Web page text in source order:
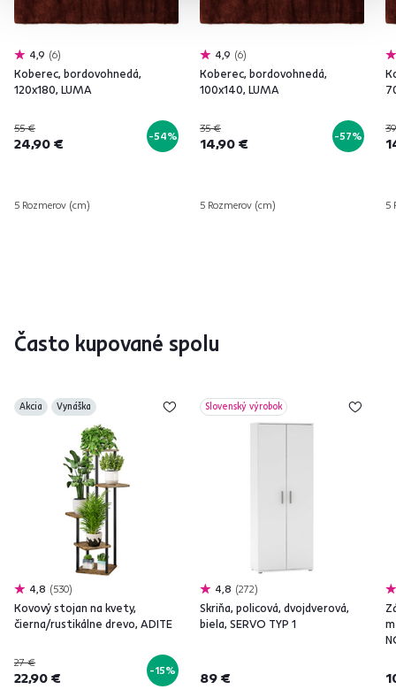
4,9 6
Koberec, bordovohnedá,
120x180, LUMA
55 €
24,90 € -54%
5 Rozmerov (cm)
4,9 6
Koberec, bordovohnedá,
100x140, LUMA
35 €
14,90 € -57%
5 Rozmerov (cm) 5
Často kupované spolu
Akcia Vynáška
4,8 530
Kovový stojan na kvety,
čierna/rustikálne drevo, ADITE
27 €
22,90 € -15%
Slovenský výrobok
4,8 272
Skriňa, policová, dvojdverová,
biela, SERVO TYP 1
89 €